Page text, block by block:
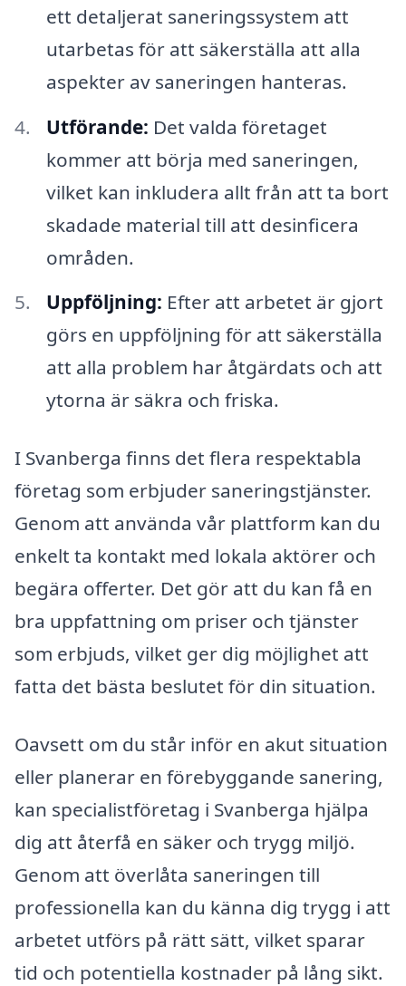
ett detaljerat saneringssystem att
utarbetas för att säkerställa att alla
aspekter av saneringen hanteras.
Utförande: Det valda företaget
kommer att börja med saneringen,
vilket kan inkludera allt från att ta bort
skadade material till att desinficera
områden.
Uppföljning: Efter att arbetet är gjort
görs en uppföljning för att säkerställa
att alla problem har åtgärdats och att
ytorna är säkra och friska.
I Svanberga finns det flera respektabla
företag som erbjuder saneringstjänster.
Genom att använda vår plattform kan du
enkelt ta kontakt med lokala aktörer och
begära offerter. Det gör att du kan få en
bra uppfattning om priser och tjänster
som erbjuds, vilket ger dig möjlighet att
fatta det bästa beslutet för din situation.
Oavsett om du står inför en akut situation
eller planerar en förebyggande sanering,
kan specialistföretag i Svanberga hjälpa
dig att återfå en säker och trygg miljö.
Genom att överlåta saneringen till
professionella kan du känna dig trygg i att
arbetet utförs på rätt sätt, vilket sparar
tid och potentiella kostnader på lång sikt.